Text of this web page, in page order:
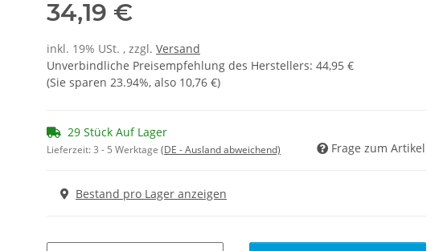
34,19 €
inkl. 19% USt. , zzgl. Versand
Unverbindliche Preisempfehlung des Herstellers: 44,95 €
(Sie sparen 23.94%, also 10,76 €)
29 Stück Auf Lager
Lieferzeit:3 - 5 Werktage (DE - Ausland abweichend) Frage zum Artikel
Bestand pro Lager anzeigen